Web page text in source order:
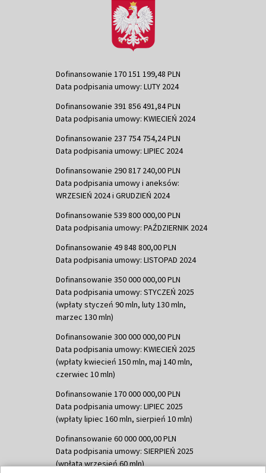
Dofinansowanie 170 151 199,48 PLN
Data podpisania umowy: LUTY 2024
Dofinansowanie 391 856 491,84 PLN
Data podpisania umowy: KWIECIEŃ 2024
Dofinansowanie 237 754 754,24 PLN
Data podpisania umowy: LIPIEC 2024
Dofinansowanie 290 817 240,00 PLN
Data podpisania umowy i aneksów:
WRZESIEŃ 2024 i GRUDZIEŃ 2024
Dofinansowanie 539 800 000,00 PLN
Data podpisania umowy: PAŹDZIERNIK 2024
Dofinansowanie 49 848 800,00 PLN
Data podpisania umowy: LISTOPAD 2024
Dofinansowanie 350 000 000,00 PLN
Data podpisania umowy: STYCZEŃ 2025
(wpłaty styczeń 90 mln, luty 130 mln,
marzec 130 mln)
Dofinansowanie 300 000 000,00 PLN
Data podpisania umowy: KWIECIEŃ 2025
(wpłaty kwiecień 150 mln, maj 140 mln,
czerwiec 10 mln)
Dofinansowanie 170 000 000,00 PLN
Data podpisania umowy: LIPIEC 2025
(wpłaty lipiec 160 mln, sierpień 10 mln)
Dofinansowanie 60 000 000,00 PLN
Data podpisania umowy: SIERPIEŃ 2025
(wpłata wrzesień 60 mln)